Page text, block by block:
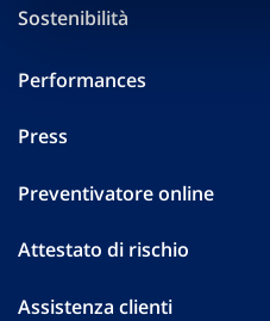
Sostenibilità
Performances
Press
Preventivatore online
Attestato di rischio
Assistenza clienti